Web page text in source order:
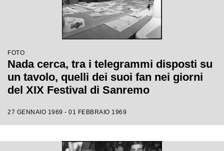
FOTO
Nada cerca, tra i telegrammi disposti su
un tavolo, quelli dei suoi fan nei giorni
del XIX Festival di Sanremo
27 GENNAIO 1969 - 01 FEBBRAIO 1969